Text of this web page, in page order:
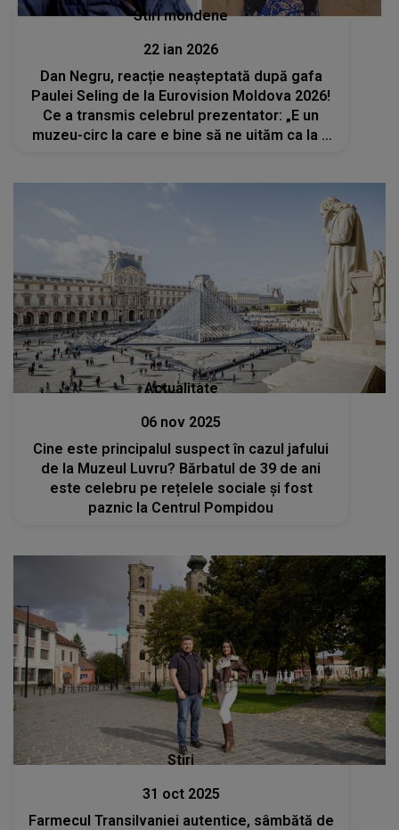
Stiri mondene
22 ian 2026
Dan Negru, reacție neașteptată după gafa
Paulei Seling de la Eurovision Moldova 2026!
Ce a transmis celebrul prezentator: „E un
muzeu-circ la care e bine să ne uităm ca la o
Actualitate
06 nov 2025
Cine este principalul suspect în cazul jafului
de la Muzeul Luvru? Bărbatul de 39 de ani
este celebru pe rețelele sociale și fost
paznic la Centrul Pompidou
Stiri
31 oct 2025
Farmecul Transilvaniei autentice, sâmbătă de